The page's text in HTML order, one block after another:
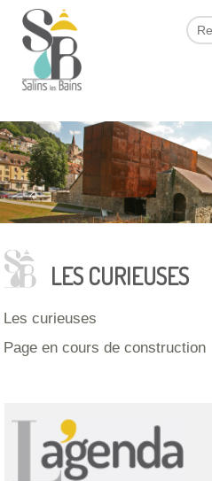
LES CURIEUSES
Les curieuses
Page en cours de construction